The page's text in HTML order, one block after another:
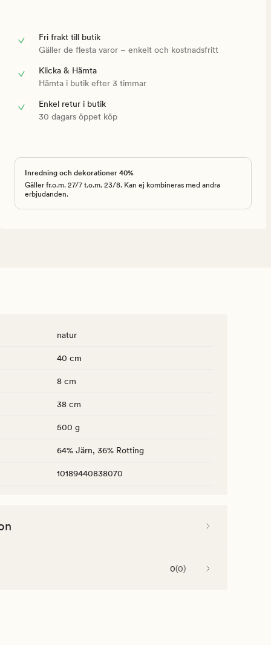
Fri frakt till butik
Gäller de flesta varor – enkelt och kostnadsfritt
Klicka & Hämta
Hämta i butik efter 3 timmar
Enkel retur i butik
30 dagars öppet köp
Inredning och dekorationer 40%
Gäller fr.o.m. 27/7 t.o.m. 23/8. Kan ej kombineras med andra
erbjudanden.
natur
40 cm
8 cm
38 cm
500 g
64% Järn, 36% Rotting
10189440838070
0(0)